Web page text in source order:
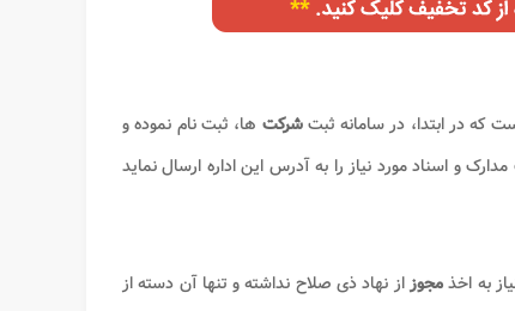
که در ابتدا، در سامانه ثبتشرکت ها، ثبت نام نموده و
و اسناد مورد نیاز را به آدرس این اداره ارسال نماید
به اخذمجوزاز نهاد ذی صلاح نداشته و تنها آن دسته از